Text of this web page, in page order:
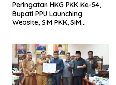
Peringatan HKG PKK Ke-54,
Bupati PPU Launching
Website, SIM PKK, SIM